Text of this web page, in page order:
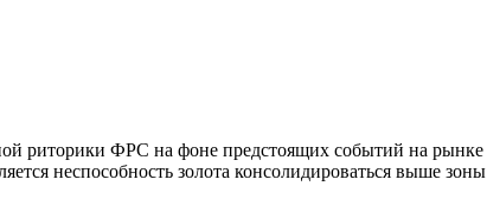
риторики ФРС на фоне предстоящих событий на
неспособность золота консолидироваться выше